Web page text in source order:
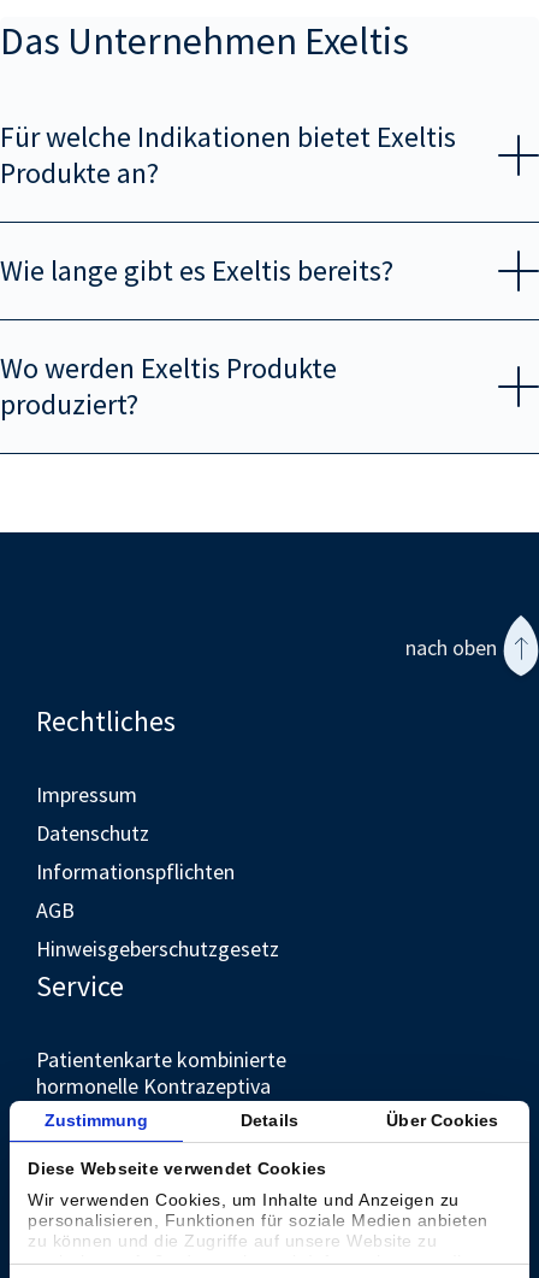
Zustimmung Details Über Cookies
Diese Webseite verwendet Cookies
Wir verwenden Cookies, um Inhalte und Anzeigen zu
personalisieren, Funktionen für soziale Medien anbieten
zu können und die Zugriffe auf unsere Website zu
analysieren. Außerdem geben wir Informationen zu Ihrer
Das Unternehmen Exeltis
Für welche Indikationen bietet Exeltis
Produkte an?
Wie lange gibt es Exeltis bereits?
Wo werden Exeltis Produkte
produziert?
nach oben
Rechtliches
Impressum
Datenschutz
Informationspflichten
AGB
Hinweisgeberschutzgesetz
Service
Patientenkarte kombinierte
hormonelle Kontrazeptiva
Unternehmen
Kontakt
Presse